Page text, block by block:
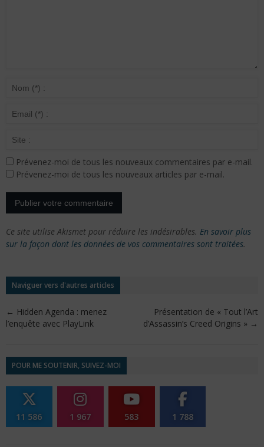
Prévenez-moi de tous les nouveaux commentaires par e-mail.
Prévenez-moi de tous les nouveaux articles par e-mail.
Ce site utilise Akismet pour réduire les indésirables. En savoir plus
sur la façon dont les données de vos commentaires sont traitées.
Naviguer vers d'autres articles
← Hidden Agenda : menez
l’enquête avec PlayLink
Présentation de « Tout l’Art
d’Assassin’s Creed Origins » →
POUR ME SOUTENIR, SUIVEZ-MOI
11 586 1 967 583 1 788